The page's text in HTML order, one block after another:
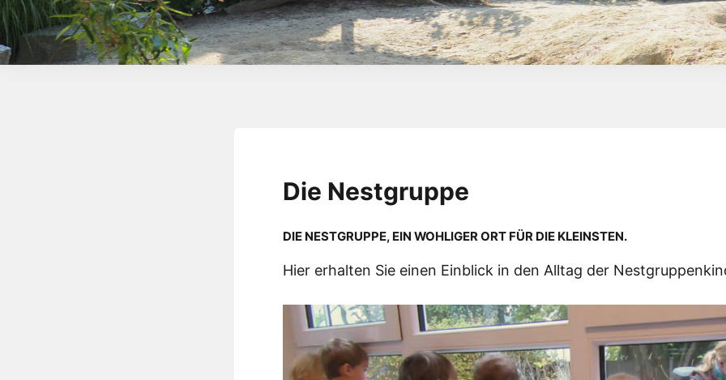
Die Nestgruppe
DIE NESTGRUPPE, EIN WOHLIGER ORT FÜR DIE KLEINSTEN.
Hier erhalten Sie einen Einblick in den Alltag der
Video-